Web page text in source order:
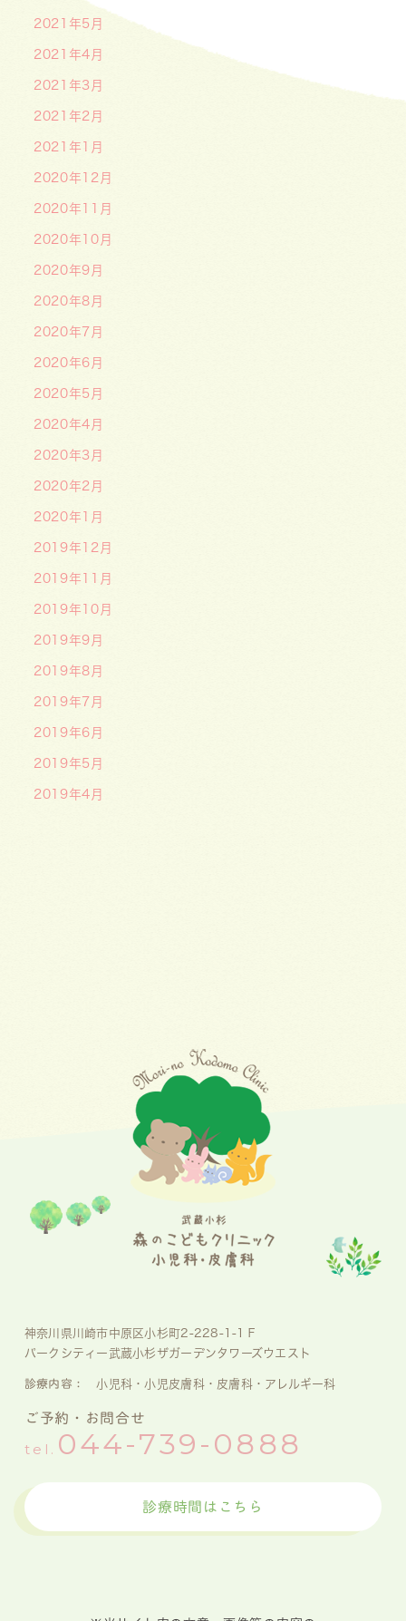
2021年5月
2021年4月
2021年3月
2021年2月
2021年1月
2020年12月
2020年11月
2020年10月
2020年9月
2020年8月
2020年7月
2020年6月
2020年5月
2020年4月
2020年3月
2020年2月
2020年1月
2019年12月
2019年11月
2019年10月
2019年9月
2019年8月
2019年7月
2019年6月
2019年5月
2019年4月
神奈川県川崎市中原区小杉町2-228-1-1Ｆ
パークシティー武蔵小杉ザガーデンタワーズウエスト
診療内容： 小児科・小児皮膚科・皮膚科・アレルギー科
ご予約・お問合せ
tel. 044-739-0888
診療時間はこちら